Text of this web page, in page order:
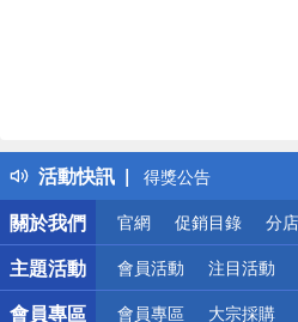
活動快訊
得獎公告
熱門話題
銀行優惠
偏遠地區配送
詐騙網頁！請小心！
關於我們
官網 促銷目錄 分
主題活動 會員活動 注目活動
會員專區 會員專區 大宗採購